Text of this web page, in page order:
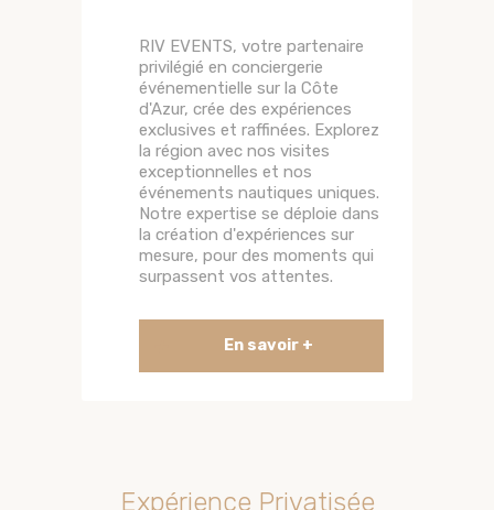
RIV EVENTS, votre partenaire
privilégié en conciergerie
événementielle sur la Côte
d'Azur, crée des expériences
exclusives et raffinées. Explorez
la région avec nos visites
exceptionnelles et nos
événements nautiques uniques.
Notre expertise se déploie dans
la création d'expériences sur
mesure, pour des moments qui
surpassent vos attentes.
En savoir +
Expérience Privatisée